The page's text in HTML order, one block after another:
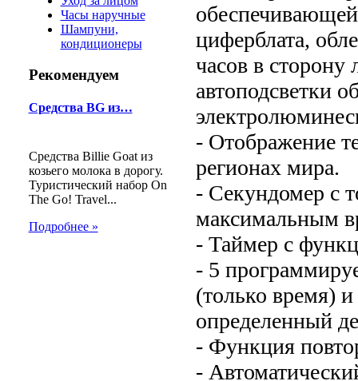
Часы наручные
Шампуни,
кондиционеры
Рекомендуем
Средства BG из…
Средства Billie Goat из
козьего молока в дорогу.
Туристический набор On
The Go! Travel...
Подробнее »
циферблата,
часов в
автоподсветки
- Отображение
регионах мира.
- Секундомер с
максимальным
- Таймер с
- 5
(только время)
определенный
- Функция
-